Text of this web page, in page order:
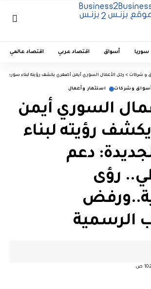
سوريا أسواق اقتصاد عربي اقتصاد عالمي
و شركات > رجل الأعمال السوري أيمن أصفري يكشف رؤيته لبناء سوريا
أسواق وشركات استثمار وأعمال
السوري أيمن
رؤيته لبناء
دعم
رؤى
الرسمية